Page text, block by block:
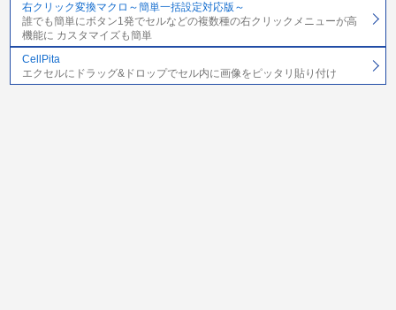
右クリック変換マクロ～簡単一括設定対応版～
誰でも簡単にボタン1発でセルなどの複数種の右クリックメニューが高
機能に カスタマイズも簡単
CellPita
エクセルにドラッグ&ドロップでセル内に画像をピッタリ貼り付け